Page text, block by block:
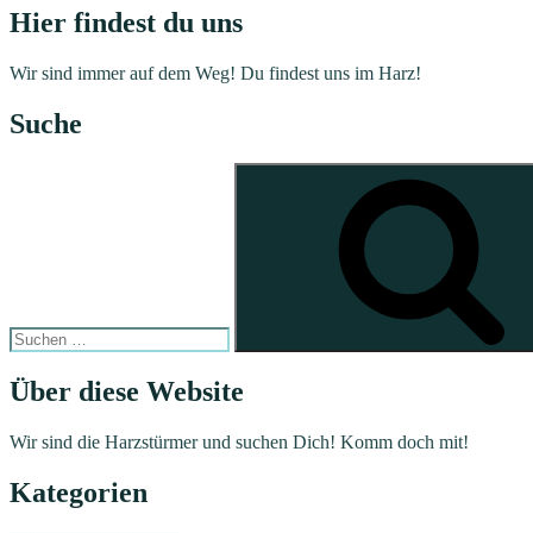
Hier findest du uns
Wir sind immer auf dem Weg! Du findest uns im Harz!
Suche
Über diese Website
Wir sind die Harzstürmer und suchen Dich! Komm doch mit!
Kategorien